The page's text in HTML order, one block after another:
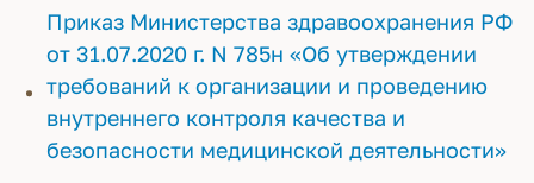
Приказ Министерства здравоохранения РФ
от 31.07.2020 г. N 785н «Об утверждении
требований к организации и проведению
внутреннего контроля качества и
безопасности медицинской деятельности»